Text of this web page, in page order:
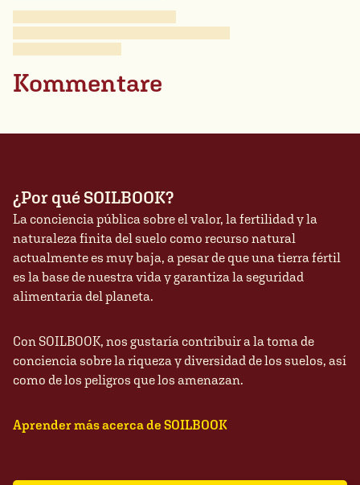
Kommentare
¿Por qué SOILBOOK?
La conciencia pública sobre el valor, la fertilidad y la
naturaleza finita del suelo como recurso natural
actualmente es muy baja, a pesar de que una tierra fértil
es la base de nuestra vida y garantiza la seguridad
alimentaria del planeta.
Con SOILBOOK, nos gustaría contribuir a la toma de
conciencia sobre la riqueza y diversidad de los suelos, así
como de los peligros que los amenazan.
Aprender más acerca de SOILBOOK